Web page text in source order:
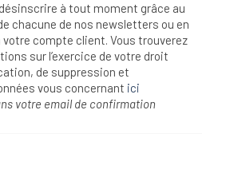
à tout moment grâce au
chacune de nos newsletters ou en
compte client. Vous trouverez
sur l’exercice de votre droit
de suppression et
vous concernant ici
votre email de confirmation